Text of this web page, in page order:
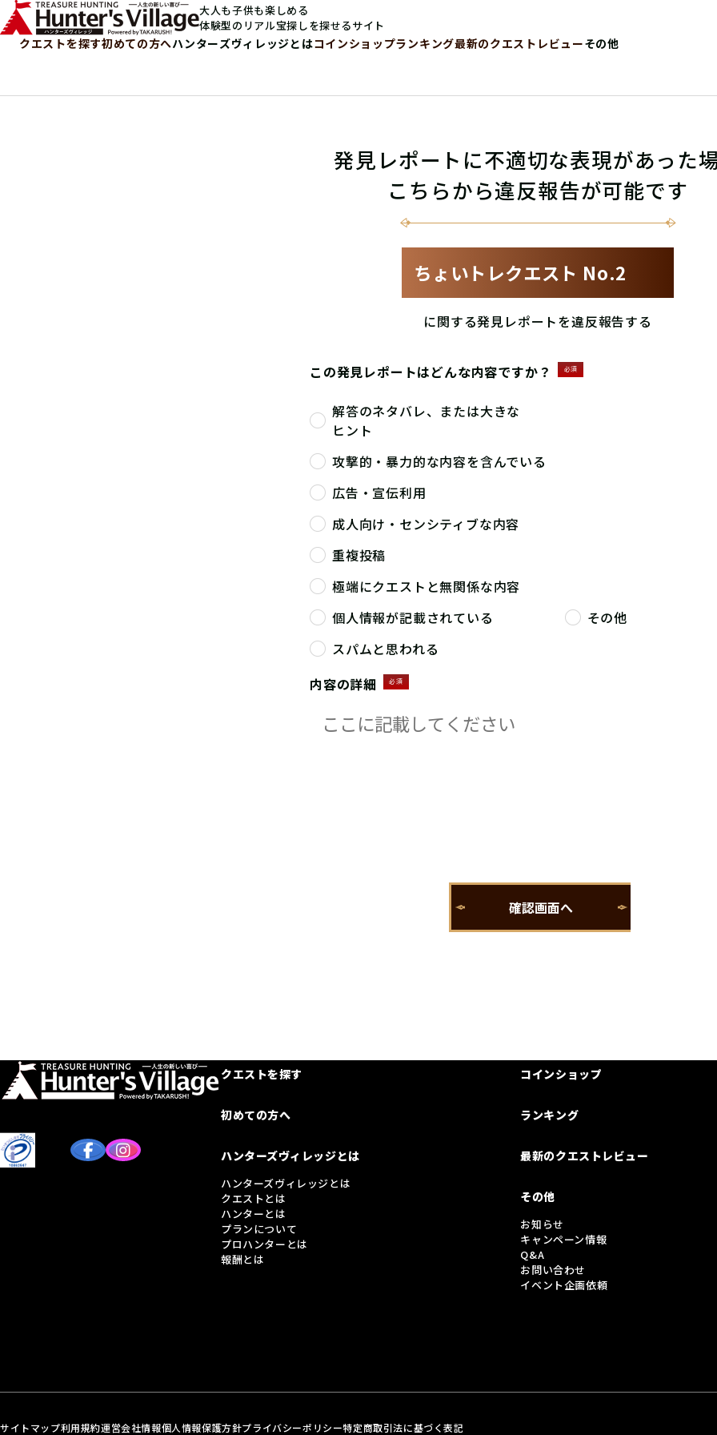
大人も子供も楽しめる
体験型のリアル宝探しを探せるサイト
クエストを探す初めての方へハンターズヴィレッジとはコインショップランキング最新のクエストレビューその他
発見レポートに不適切な表現があった
こちらから違反報告が可能です
ちょいトレクエスト No.2
に関する発見レポートを違反報告する
この発見レポートはどんな内容ですか？ 必須
解答のネタバレ、または大きな
ヒント
攻撃的・暴力的な内容を含んでいる
広告・宣伝利用
成人向け・センシティブな内容
重複投稿
極端にクエストと無関係な内容
個人情報が記載されている
その他
スパムと思われる
内容の詳細
必須
クエストを探す
初めての方へ
ハンターズヴィレッジとは
ハンターズヴィレッジとは
クエストとは
ハンターとは
プランについて
プロハンターとは
報酬とは
コインショップ
ランキング
最新のクエストレビュー
その他
お知らせ
キャンペーン情報
Q&A
お問い合わせ
イベント企画依頼
サイトマップ利用規約運営会社情報個人情報保護方針プライバシーポリシー特定商取引法に基づく表記